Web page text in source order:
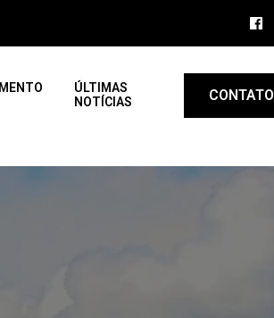
ÚLTIMAS
NOTÍCIAS
CONTATO